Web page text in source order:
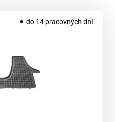
do 14 pracovných dní